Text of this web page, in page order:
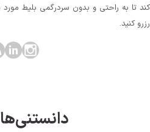
تا به راحتی و بدون سردرگمی بلیط مورد
کنید.